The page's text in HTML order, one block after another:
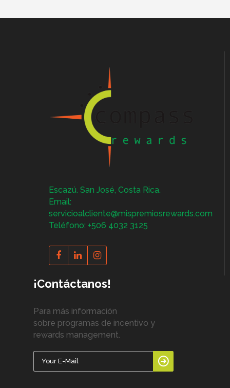
Escazú. San José, Costa Rica.
Email:
servicioalcliente@mispremiosrewards.com
Teléfono: +506 4032 3125
¡Contáctanos!
Para más información
sobre programas de incentivo y
rewards management.